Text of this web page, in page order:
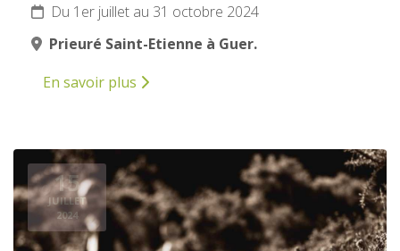
Du 1er juillet au 31 octobre 2024
Prieuré Saint-Etienne à Guer.
En savoir plus
15
JUILLET
2024